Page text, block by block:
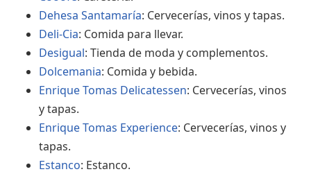
Dehesa Santamaría: Cervecerías, vinos y tapas.
Deli-Cia: Comida para llevar.
Desigual: Tienda de moda y complementos.
Dolcemania: Comida y bebida.
Enrique Tomas Delicatessen: Cervecerías, vinos
y tapas.
Enrique Tomas Experience: Cervecerías, vinos y
tapas.
Estanco: Estanco.